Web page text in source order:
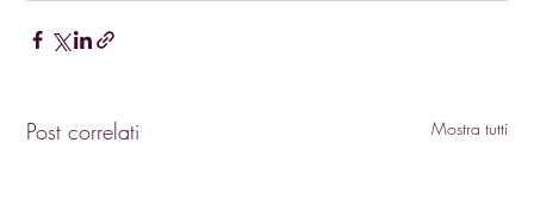
Post correlati Mostra tutti